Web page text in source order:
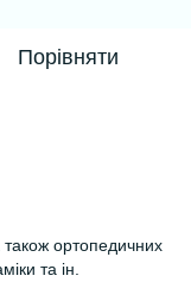
Порівняти
ортопедичних
та ін.